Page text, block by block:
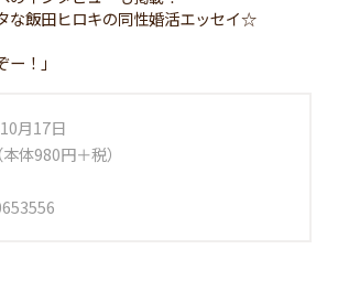
な飯田ヒロキの同性婚活エッセイ☆
ー！」
月17日
体980円＋税）